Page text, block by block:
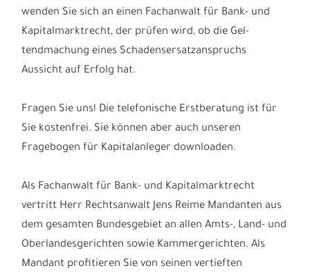
wenden Sie sich an einen Fachanwalt für Bank- und
Kapitalmarktrecht, der prüfen wird, ob die Gel-
tendmachung eines Schadensersatzanspruchs
Aussicht auf Erfolg hat.
Fragen Sie uns! Die telefonische Erstberatung ist für
Sie kostenfrei. Sie können aber auch unseren
Fragebogen für Kapitalanleger downloaden.
Als Fachanwalt für Bank- und Kapitalmarktrecht
vertritt Herr Rechtsanwalt Jens Reime Mandanten aus
dem gesamten Bundesgebiet an allen Amts-, Land- und
Oberlandesgerichten sowie Kammergerichten. Als
Mandant profitieren Sie von seinen vertieften